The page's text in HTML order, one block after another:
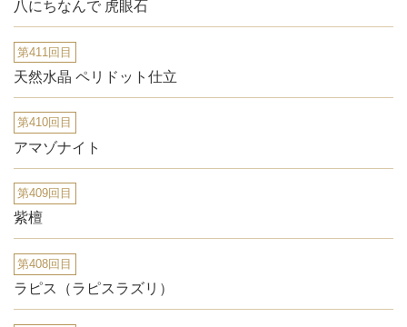
八にちなんで 虎眼石
第411回目
天然水晶 ペリドット仕立
第410回目
アマゾナイト
第409回目
紫檀
第408回目
ラピス（ラピスラズリ）